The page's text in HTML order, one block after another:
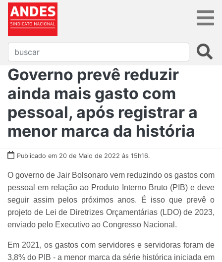
Governo prevê reduzir
ainda mais gasto com
pessoal, após registrar a
menor marca da história
Publicado em 20 de Maio de 2022 às 15h16.
O governo de Jair Bolsonaro vem reduzindo os gastos com
pessoal em relação ao Produto Interno Bruto (PIB) e deve
seguir assim pelos próximos anos. É isso que prevê o
projeto de Lei de Diretrizes Orçamentárias (LDO) de 2023,
enviado pelo Executivo ao Congresso Nacional.
Em 2021, os gastos com servidores e servidoras foram de
3,8% do PIB - a menor marca da série histórica iniciada em